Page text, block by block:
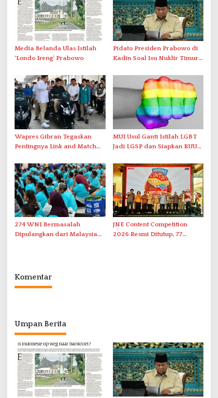
Media Belanda Ulas Istilah
‘Londo Ireng’ Prabowo
Pidato Presiden Prabowo di
Kadin Soal Isu Nuklir Timur
Wapres Gibran Tegaskan
Pentingnya Link and Match
Kendaraan Listrik
MUI Usul Ganti Istilah LGBT
Jadi LGSP dan Siapkan RUU
274 WNI Bermasalah
Dipulangkan dari Malaysia
JNE Content Competition
2026 Resmi Ditutup, 77
Komentar
Umpan Berita